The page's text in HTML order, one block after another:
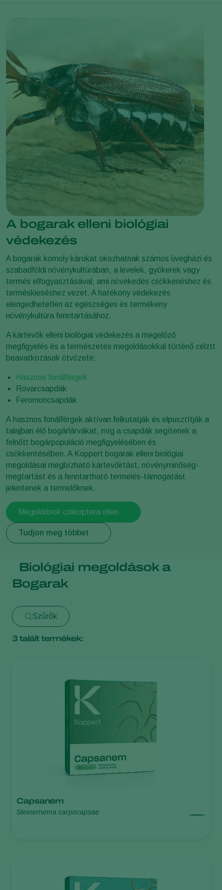
A bogarak elleni biológiai
védekezés
A bogarak komoly károkat okozhatnak számos üvegházi és
szabadföldi növénykultúrában, a levelek, gyökerek vagy
termés elfogyasztásával, ami növekedés csökkenéshez és
terméskieséshez vezet. A hatékony védekezés
elengedhetetlen az egészséges és termékeny
növénykultúra fenntartásához.
A kártevők elleni biológiai védekezés a megelőző
megfigyelés és a természetes megoldásokkal történő célztt
beavatkozások ötvözete:
Hasznos fonálférgek
Rovarcsapdák
Feromoncsapdák
A hasznos fonálférgek aktívan felkutatják és elpusztítják a
talajban élő bogárlárvákat, míg a csapdák segítenek a
felnőtt bogárpopuláció megfigyelésében és
csökkentésében. A Koppert bogarak elleni biológiai
megoldásai megbízható kártevőirtást, növényminőség-
megtartást és a fenntartható termelés-támogatást
jelentenek a termelőknek.
Megoldások coleoptera ellen
Tudjon meg többet
Biológiai megoldások a
Bogarak
Szűrők
3 talált termékek:
Capsanem
Steinernema carpocapsae